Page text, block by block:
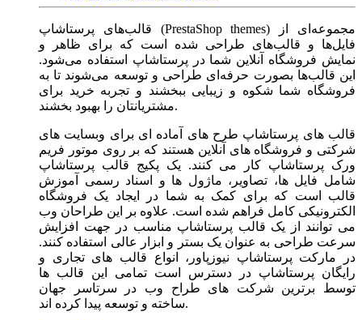
قالب‌های پرستاشاپ (PrestaShop themes) مجموعه‌ای از
فایل‌ها و قالب‌های طراحی شده است که برای ظاهر و
نمایش فروشگاه آنلاین شما در پرستاشاپ استفاده می‌شود.
این قالب‌ها بصورت حرفه‌ای طراحی و توسعه می‌شوند تا به
فروشگاه شما شکوه و زیبایی ببخشند و تجربه خرید برای
مشتریانتان را بهبود بخشند.
قالب های پرستاشاپ طرح های آماده ای برای وبسایت های
شرکتی و فروشگاه های آنلاین هستند که بر روی موتور فریم
ورک پرستاشاپ کار می کنند. یک پکیج قالب پرستاشاپ
شامل فایل ها، تصاویر، ماژول ها و اسناد رسمی آموزش
قالب است که برای کمک به شما در ایجاد یک فروشگاه
الکترونیکی کامل فراهم شده است. علاوه بر این طراحان وب
می توانند از یک قالب پرستاشاپ مناسب در جهت افزایش
سرعت طراحی به عنوان یک بستر و ابزار عالی استفاده کنند.
در مارکت پرستاشاپ نیوزپاور، انواع قالب های تجاری و
رایگان پرستاشاپ در دسترس است تمامی این قالب ها
توسط برترین شرکت های طراح وب در سرتاسر جهان
ساخته و توسعه پیدا کرده اند.